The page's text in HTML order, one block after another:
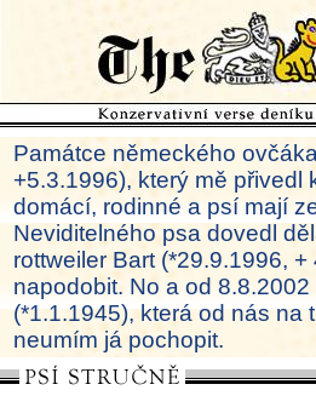
Památce německého
+5.3.1996), který mě
domácí, rodinné a psí mají
Neviditelného psa dovedl
rottweiler Bart (*29.9.1996,
napodobit. No a od
(*1.1.1945), která od nás na
neumím já pochopit.